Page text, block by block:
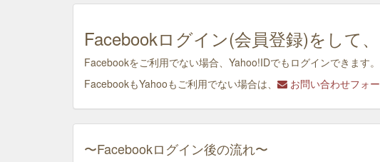
Facebookログイン(会員登録)をして
Facebookをご利用でない場合、Yahoo!IDでもログインできます
FacebookもYahooもご利用でない場合は、
お問い合わせフォ
〜Facebookログイン後の流れ〜